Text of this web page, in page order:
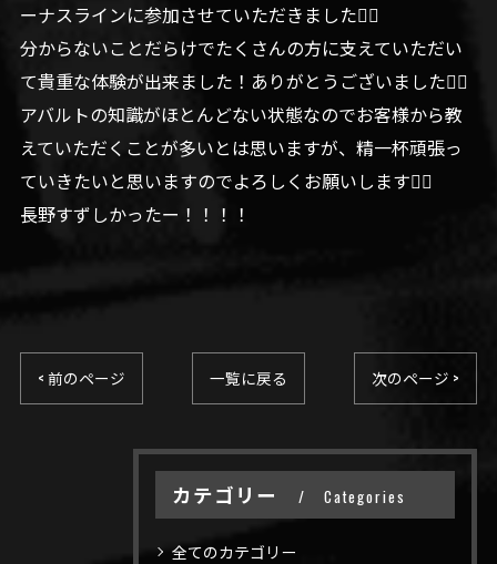
ーナスラインに参加させていただきました🙇‍♀️
分からないことだらけでたくさんの方に支えていただい
て貴重な体験が出来ました！ありがとうございました🙇‍♀️
アバルトの知識がほとんどない状態なのでお客様から教
えていただくことが多いとは思いますが、精一杯頑張っ
ていきたいと思いますのでよろしくお願いします🙇‍♀️
長野すずしかったー！！！！
< 前のページ 一覧に戻る 次のページ >
カテゴリー Categories
全てのカテゴリー